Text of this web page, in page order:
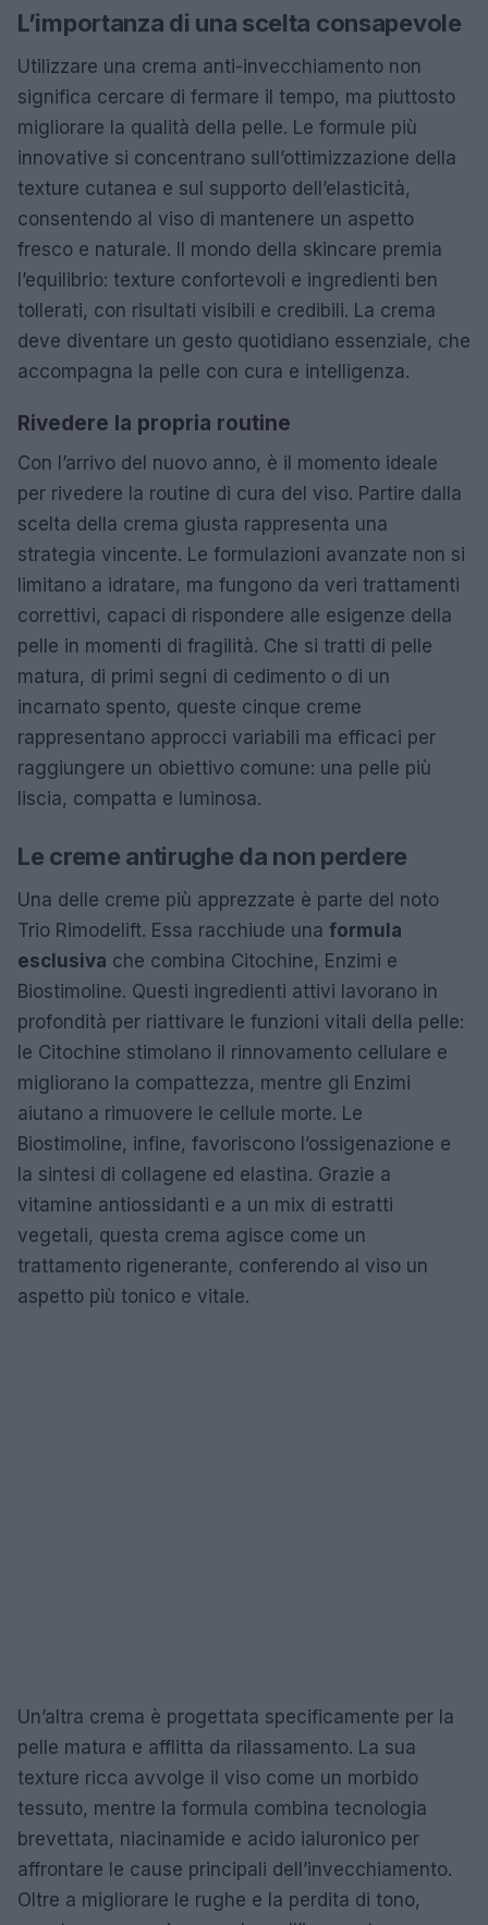
L’importanza di una scelta consapevole
Utilizzare una crema anti-invecchiamento non
significa cercare di fermare il tempo, ma piuttosto
migliorare la qualità della pelle. Le formule più
innovative si concentrano sull’ottimizzazione della
texture cutanea e sul supporto dell’elasticità,
consentendo al viso di mantenere un aspetto
fresco e naturale. Il mondo della skincare premia
l’equilibrio: texture confortevoli e ingredienti ben
tollerati, con risultati visibili e credibili. La crema
deve diventare un gesto quotidiano essenziale, che
accompagna la pelle con cura e intelligenza.
Rivedere la propria routine
Con l’arrivo del nuovo anno, è il momento ideale
per rivedere la routine di cura del viso. Partire dalla
scelta della crema giusta rappresenta una
strategia vincente. Le formulazioni avanzate non si
limitano a idratare, ma fungono da veri trattamenti
correttivi, capaci di rispondere alle esigenze della
pelle in momenti di fragilità. Che si tratti di pelle
matura, di primi segni di cedimento o di un
incarnato spento, queste cinque creme
rappresentano approcci variabili ma efficaci per
raggiungere un obiettivo comune: una pelle più
liscia, compatta e luminosa.
Le creme antirughe da non perdere
Una delle creme più apprezzate è parte del noto
Trio Rimodelift. Essa racchiude una formula
esclusiva che combina Citochine, Enzimi e
Biostimoline. Questi ingredienti attivi lavorano in
profondità per riattivare le funzioni vitali della pelle:
le Citochine stimolano il rinnovamento cellulare e
migliorano la compattezza, mentre gli Enzimi
aiutano a rimuovere le cellule morte. Le
Biostimoline, infine, favoriscono l’ossigenazione e
la sintesi di collagene ed elastina. Grazie a
vitamine antiossidanti e a un mix di estratti
vegetali, questa crema agisce come un
trattamento rigenerante, conferendo al viso un
aspetto più tonico e vitale.
Un’altra crema è progettata specificamente per la
pelle matura e afflitta da rilassamento. La sua
texture ricca avvolge il viso come un morbido
tessuto, mentre la formula combina tecnologia
brevettata, niacinamide e acido ialuronico per
affrontare le cause principali dell’invecchiamento.
Oltre a migliorare le rughe e la perdita di tono,